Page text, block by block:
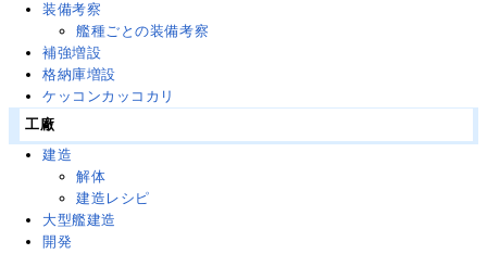
装備考察
艦種ごとの装備考察
補強増設
格納庫増設
ケッコンカッコカリ
工廠
建造
解体
建造レシピ
大型艦建造
開発